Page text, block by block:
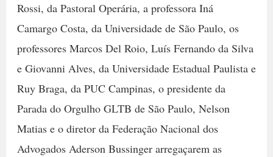
Rossi, da Pastoral Operária, a professora Iná
Camargo Costa, da Universidade de São Paulo, os
professores Marcos Del Roio, Luís Fernando da Silva
e Giovanni Alves, da Universidade Estadual Paulista e
Ruy Braga, da PUC Campinas, o presidente da
Parada do Orgulho GLTB de São Paulo, Nelson
Matias e o diretor da Federação Nacional dos
Advogados Aderson Bussinger arregaçarem as